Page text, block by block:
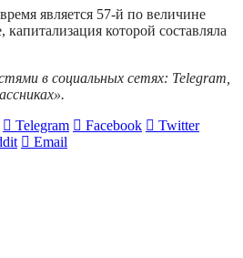
является 57-й по величине
которой составляла
в социальных сетях: Telegram,
.
Telegram Facebook
Twitter
Email